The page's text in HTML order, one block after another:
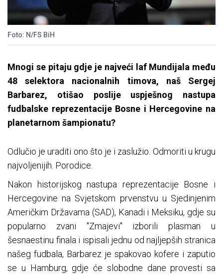
Foto: N/FS BiH
Mnogi se pitaju gdje je najveći laf Mundijala među
48 selektora nacionalnih timova, naš Sergej
Barbarez, otišao poslije uspješnog nastupa
fudbalske reprezentacije Bosne i Hercegovine na
planetarnom šampionatu?
Odlučio je uraditi ono što je i zaslužio. Odmoriti u krugu
najvoljenijih. Porodice.
Nakon historijskog nastupa reprezentacije Bosne i
Hercegovine na Svjetskom prvenstvu u Sjedinjenim
Američkim Državama (SAD), Kanadi i Meksiku, gdje su
popularno zvani "Zmajevi" izborili plasman u
šesnaestinu finala i ispisali jednu od najljepših stranica
našeg fudbala, Barbarez je spakovao kofere i zaputio
se u Hamburg, gdje će slobodne dane provesti sa